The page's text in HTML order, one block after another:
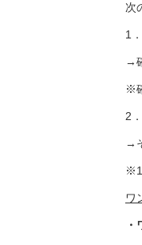
次
1
→
※
2
→
※1
ワ